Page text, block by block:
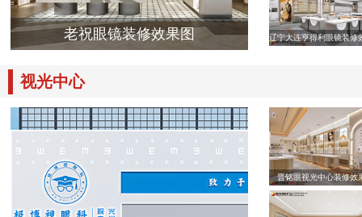
老祝眼镜装修效果图 辽宁大连亨得利眼镜装修
视光中心
晋铭眼视光中心装修效